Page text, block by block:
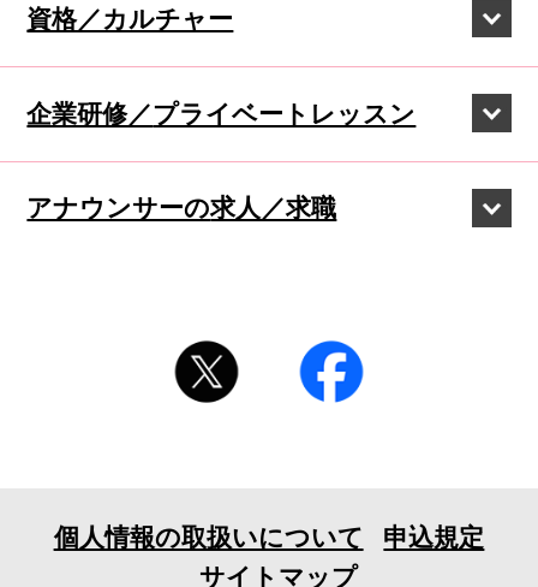
資格／カルチャー
企業研修／プライベートレッスン
アナウンサーの求人／求職
個人情報の取扱いについて
申込規定
サイトマップ